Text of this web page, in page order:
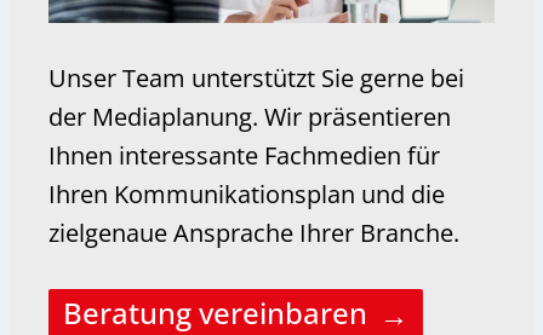
Unser Team unterstützt Sie gerne bei
der Mediaplanung. Wir präsentieren
Ihnen interessante Fachmedien für
Ihren Kommunikationsplan und die
zielgenaue Ansprache Ihrer Branche.
Beratung vereinbaren